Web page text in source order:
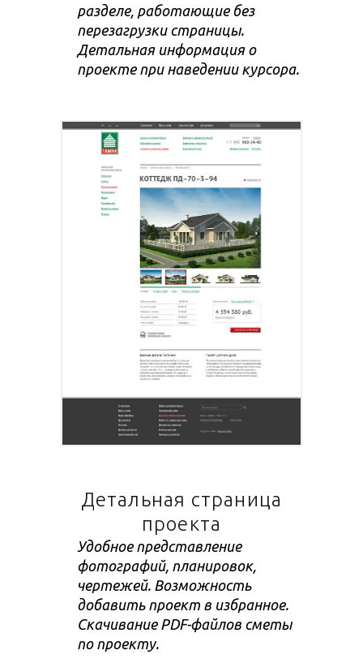
разделе, работающие без
перезагрузки страницы.
Детальная информация о
проекте при наведении курсора.
Детальная страница
проекта
Удобное представление
фотографий, планировок,
чертежей. Возможность
добавить проект в избранное.
Скачивание PDF-файлов сметы
по проекту.